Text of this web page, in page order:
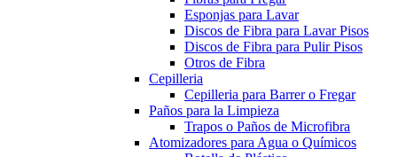
Esponjas para Lavar
Discos de Fibra para Lavar Pisos
Discos de Fibra para Pulir Pisos
Otros de Fibra
Cepilleria
Cepilleria para Barrer o Fregar
Paños para la Limpieza
Trapos o Paños de Microfibra
Atomizadores para Agua o Químicos